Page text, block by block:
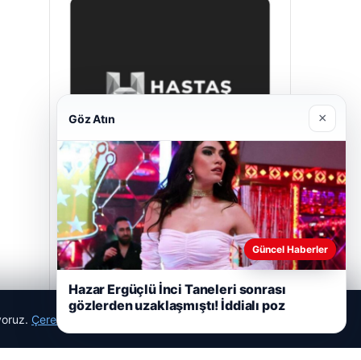
Hastaş Beton
26/05/2026
Çerez Politikamız
Göz Atın ×
Güncel Haberler
Hazar Ergüçlü İnci Taneleri sonrası
gözlerden uzaklaşmıştı! İddialı poz